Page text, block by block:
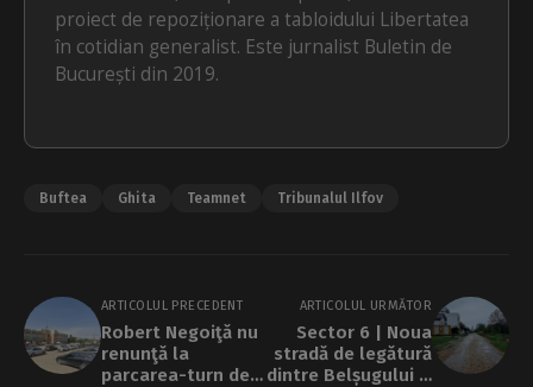
proiect de repoziționare a tabloidului Libertatea
în cotidian generalist. Este jurnalist Buletin de
București din 2019.
Buftea Ghita Teamnet Tribunalul Ilfov
ARTICOLUL PRECEDENT
Robert Negoiţă nu
renunţă la
parcarea-turn de
ARTICOLUL URMĂTOR
Sector 6 | Noua
stradă de legătură
dintre Belșugului și